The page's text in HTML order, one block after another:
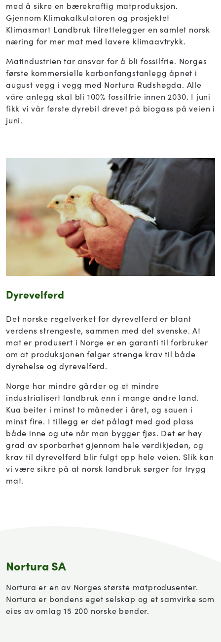
med å sikre en bærekraftig matproduksjon.
Gjennom Klimakalkulatoren og prosjektet
Klimasmart Landbruk tilrettelegger en samlet norsk
næring for mer mat med lavere klimaavtrykk.
Matindustrien tar ansvar for å bli fossilfrie. Norges
første kommersielle karbonfangstanlegg åpnet i
august vegg i vegg med Nortura Rudshøgda. Alle
våre anlegg skal bli 100% fossilfrie innen 2030. I juni
fikk vi vår første dyrebil drevet på biogass på veien i
juni.
Dyrevelferd
Det norske regelverket for dyrevelferd er blant
verdens strengeste, sammen med det svenske. At
mat er produsert i Norge er en garanti til forbruker
om at produksjonen følger strenge krav til både
dyrehelse og dyrevelferd.
Norge har mindre gårder og et mindre
industrialisert landbruk enn i mange andre land.
Kua beiter i minst to måneder i året, og sauen i
minst fire. I tillegg er det pålagt med god plass
både inne og ute når man bygger fjøs. Det er høy
grad av sporbarhet gjennom hele verdikjeden, og
krav til dyrevelferd blir fulgt opp hele veien. Slik kan
vi være sikre på at norsk landbruk sørger for trygg
mat.
Nortura SA
Nortura er en av Norges største matprodusenter.
Nortura er bondens eget selskap og et samvirke som
eies av omlag 15 200 norske bønder.